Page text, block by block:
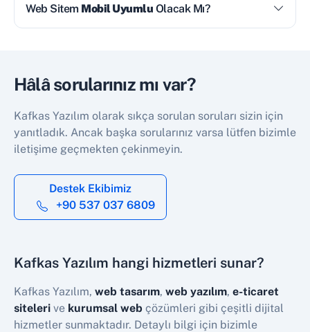
Web Sitem Mobil Uyumlu Olacak Mı?
Hâlâ sorularınız mı var?
Kafkas Yazılım olarak sıkça sorulan soruları sizin için
yanıtladık. Ancak başka sorularınız varsa lütfen bizimle
iletişime geçmekten çekinmeyin.
Destek Ekibimiz
+90 537 037 6809
Kafkas Yazılım hangi hizmetleri sunar?
Kafkas Yazılım, web tasarım, web yazılım, e-ticaret
siteleri ve kurumsal web çözümleri gibi çeşitli dijital
hizmetler sunmaktadır. Detaylı bilgi için bizimle